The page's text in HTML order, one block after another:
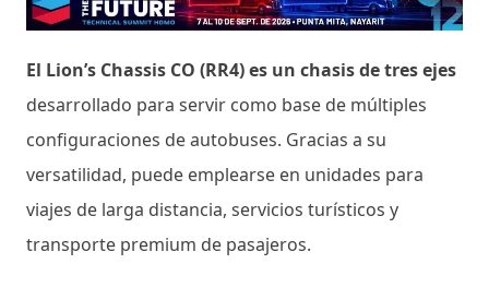
El Lion’s Chassis CO (RR4) es un chasis de tres ejes
desarrollado para servir como base de múltiples
configuraciones de autobuses. Gracias a su
versatilidad, puede emplearse en unidades para
viajes de larga distancia, servicios turísticos y
transporte premium de pasajeros.